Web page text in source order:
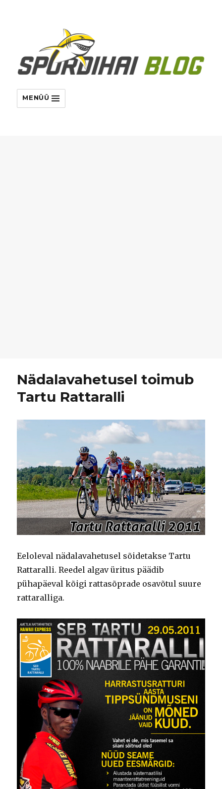
MENÜÜ
Nädalavahetusel toimub
Tartu Rattaralli
Eeloleval nädalavahetusel sõidetakse Tartu
Rattaralli. Reedel algav üritus päädib
pühapäeval kõigi rattasõprade osavõtul suure
rattaralliga.